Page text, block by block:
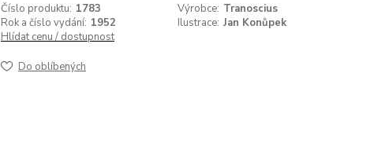
Číslo produktu: 1783 Výrobce: Tranoscius
Rok a číslo vydání: 1952 Ilustrace: Jan Konůpek
Hlídat cenu / dostupnost
Do oblíbených